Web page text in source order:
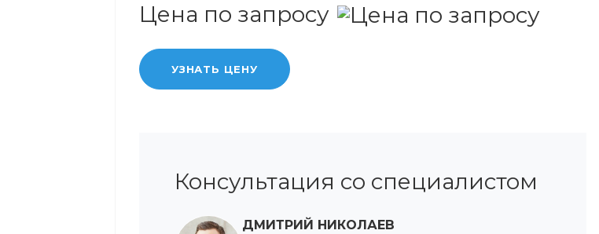
Цена по запросу
УЗНАТЬ ЦЕНУ
Консультация со специалистом
ДМИТРИЙ НИКОЛАЕВ